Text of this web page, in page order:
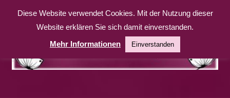
Inhalt
Diese Website verwendet Cookies. Mit der Nutzung dieser
Website erklären Sie sich damit einverstanden.
Mehr Informationen
Einverstanden